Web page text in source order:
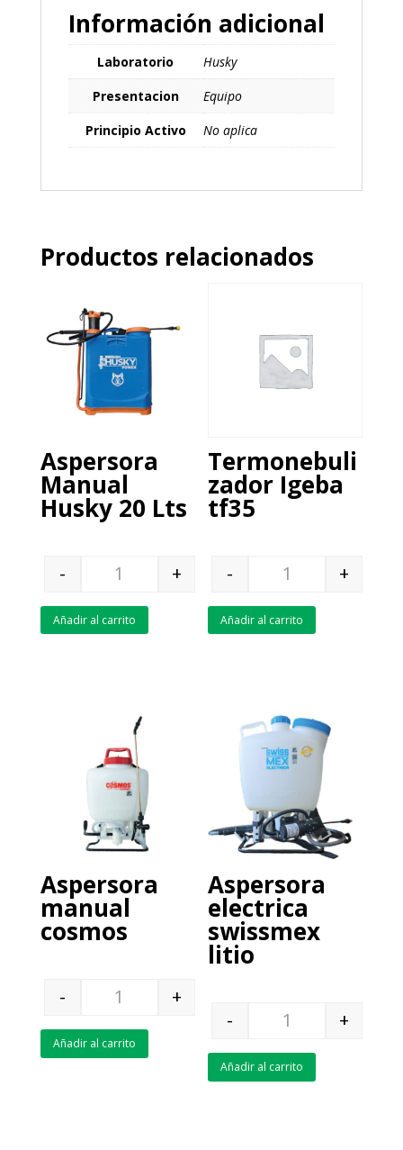
Información adicional
Laboratorio
Husky
Presentacion
Equipo
Principio Activo
No aplica
Productos relacionados
Aspersora
Manual
Husky 20 Lts
Quantity
- +
Añadir al carrito
Termonebuli
zador Igeba
tf35
Quantity
- +
Añadir al carrito
Aspersora
manual
cosmos
Quantity
- +
Añadir al carrito
Aspersora
electrica
swissmex
litio
Quantity
- +
Añadir al carrito